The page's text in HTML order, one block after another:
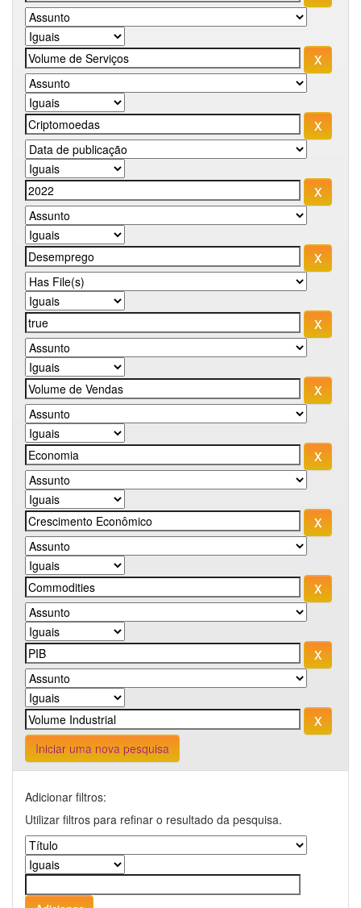
Iniciar uma nova pesquisa
Adicionar filtros:
Utilizar filtros para refinar o resultado da pesquisa.